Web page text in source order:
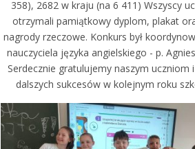
358), 2682 w kraju (na 6 411) Wszyscy
otrzymali pamiątkowy dyplom, plakat
nagrody rzeczowe. Konkurs był
nauczyciela języka angielskiego - p.
Serdecznie gratulujemy naszym uczniom
dalszych sukcesów w kolejnym roku